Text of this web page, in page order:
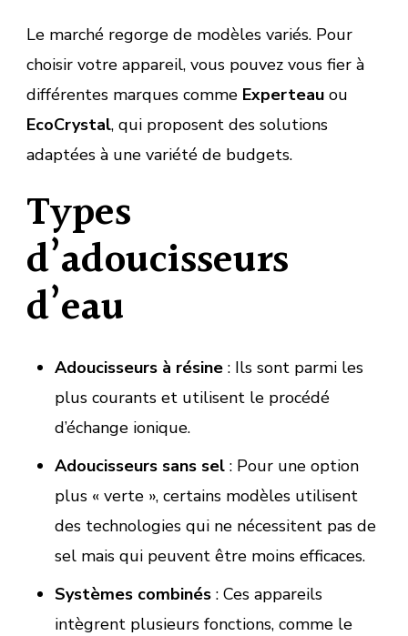
Le marché regorge de modèles variés. Pour
choisir votre appareil, vous pouvez vous fier à
différentes marques comme Experteau ou
EcoCrystal, qui proposent des solutions
adaptées à une variété de budgets.
Types
d’adoucisseurs
d’eau
Adoucisseurs à résine: Ils sont parmi les
plus courants et utilisent le procédé
d’échange ionique.
Adoucisseurs sans sel: Pour une option
plus « verte », certains modèles utilisent
des technologies qui ne nécessitent pas de
sel mais qui peuvent être moins efficaces.
Systèmes combinés: Ces appareils
intègrent plusieurs fonctions, comme le